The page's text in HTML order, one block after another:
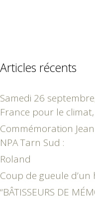
Articles récents
Samedi 26
France pour le
Commémoration
NPA Tarn Sud :
Roland
Coup de gueule
“BÂTISSEURS DE